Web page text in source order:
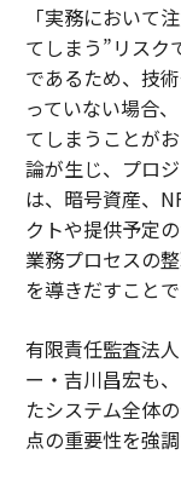
「実務において
てしまう”リスク
であるため、技
っていない場合
てしまうことが
論が生じ、プロ
は、暗号資産、
クトや提供予定
業務プロセスの
を導きだすことで
有限責任監査法
ー・吉川昌宏も
たシステム全体
点の重要性を強調